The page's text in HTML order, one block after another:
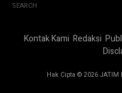
SEARCH
Kontak Kami Redaksi
Hak Cipta © 2026 JATIM